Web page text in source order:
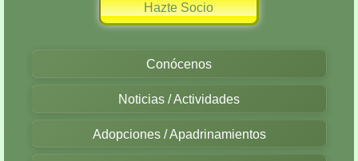
Hazte Socio
Conócenos
Noticias / Actividades
Adopciones / Apadrinamientos